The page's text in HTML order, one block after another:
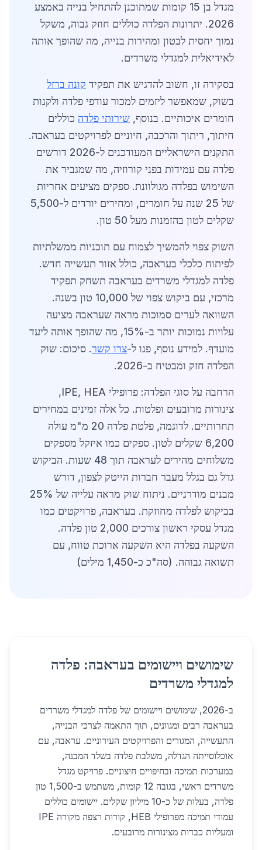
מגדל בן 15 קומות שמתוכנן להתחיל בנייה באמצע
2026. יתרונות הפלדה כוללים חוזק גבוה, משקל
נמוך יחסית לבטון ומהירות בנייה, מה שהופך אותה
לאידיאלית למגדלי משרדים.
בסקירה זו, חשוב להדגיש את תפקיד קונה ברזל
בשוק, שמאפשר ליזמים למכור עודפי פלדה ולקנות
חומרים איכותיים. בנוסף, שירותי פלדה כוללים
חיתוך, ריתוך והרכבה, חיוניים לפרויקטים בעראבה.
התקנים הישראליים המעודכנים ל-2026 דורשים
פלדה עם עמידות בפני קורוזיה, מה שמגביר את
השימוש בפלדה מגולוונת. ספקים מציעים אחריות
של 25 שנה על חומרים, ומחירים יורדים ל-5,500
שקלים לטון בהזמנות מעל 50 טון.
השוק צפוי להמשיך לצמוח עם תוכניות ממשלתיות
לפיתוח כלכלי בעראבה, כולל אזור תעשייה חדש.
פלדה למגדלי משרדים בעראבה תשחק תפקיד
מרכזי, עם ביקוש צפוי של 10,000 טון בשנה.
השוואה לערים סמוכות מראה שעראבה מציעה
עלויות נמוכות יותר ב-15%, מה שהופך אותה ליעד
מועדף. למידע נוסף, פנו ל-צרו קשר. סיכום: שוק
הפלדה חזק ומבטיח ב-2026.
הרחבה על סוגי הפלדה: פרופילי IPE, HEA,
צינורות מרובעים ופלטות. כל אלה זמינים במחירים
תחרותיים. לדוגמה, פלטת פלדה 20 מ"מ עולה
6,200 שקלים לטון. ספקים כמו איזקל מספקים
משלוחים מהירים לעראבה תוך 48 שעות. הביקוש
גדל גם בגלל מעבר חברות הייטק לצפון, דורש
מבנים מודרניים. ניתוח שוק מראה עלייה של 25%
בביקוש לפלדה מחוזקת. בעראבה, פרויקטים כמו
מגדל עסקי ראשון צורכים 2,000 טון פלדה.
השקעה בפלדה היא השקעה ארוכת טווח, עם
תשואה גבוהה. (סה"כ כ-1,450 מילים)
שימושים ויישומים בעראבה: פלדה
למגדלי משרדים
ב-2026, שימושים ויישומים של פלדה למגדלי משרדים
בעראבה רבים ומגוונים, תוך התאמה לצרכי הבנייה,
התעשייה, המגורים והפרויקטים העירוניים. עראבה, עם
אוכלוסייתה הגדלה, משלבת פלדה בשלד המבנה,
במערכות תמיכה ובחיפויים חיצוניים. פרויקט מגדל
משרדים ראשי, בגובה 12 קומות, משתמש ב-1,500 טון
פלדה, בעלות של כ-10 מיליון שקלים. יישומים כוללים
עמודי תמיכה מפרופילי HEB, קורות רצפה מקורה IPE
ומעליות כבדות מצינורות מרובעים.